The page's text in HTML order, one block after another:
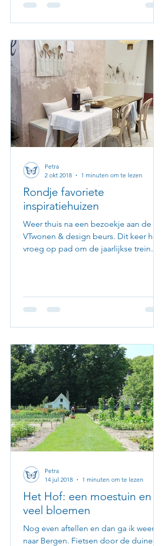
Rondje favoriete
inspiratiehuizen
Weer thuis na een bezoekje aan de
VTwonen & design beurs. Dit keer heel
vroeg op pad om de jaarlijkse trein
Petra
2 okt 2018
1 minuten om te lezen
Het Hof: een moestuin en
veel bloemen
Nog even aftellen en dan ga ik weer
naar Bergen. Fietsen door de duinen
Petra
14 jul 2018
1 minuten om te lezen